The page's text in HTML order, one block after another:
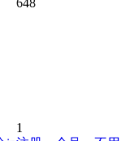
1